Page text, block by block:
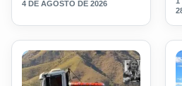
4 DE AGOSTO DE 2026